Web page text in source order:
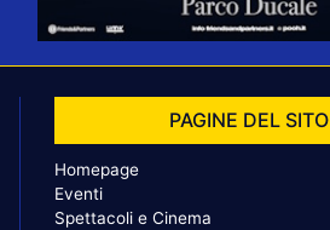
PAGINE DEL SITO
Homepage
Eventi
Spettacoli e Cinema